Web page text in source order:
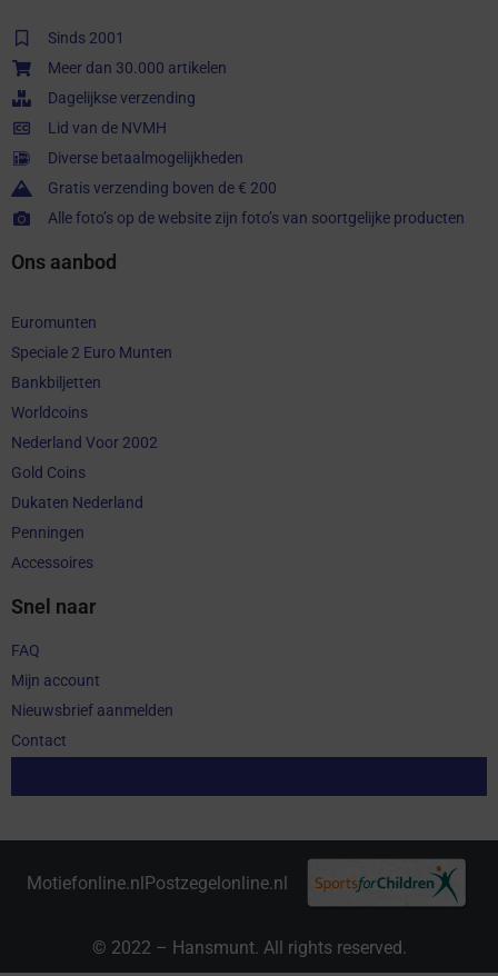
Sinds 2001
Meer dan 30.000 artikelen
Dagelijkse verzending
Lid van de NVMH
Diverse betaalmogelijkheden
Gratis verzending boven de € 200
Alle foto’s op de website zijn foto’s van soortgelijke producten
Ons aanbod
Euromunten
Speciale 2 Euro Munten
Bankbiljetten
Worldcoins
Nederland Voor 2002
Gold Coins
Dukaten Nederland
Penningen
Accessoires
Snel naar
FAQ
Mijn account
Nieuwsbrief aanmelden
Contact
Motiefonline.nl Postzegelonline.nl
© 2022 – Hansmunt. All rights reserved.